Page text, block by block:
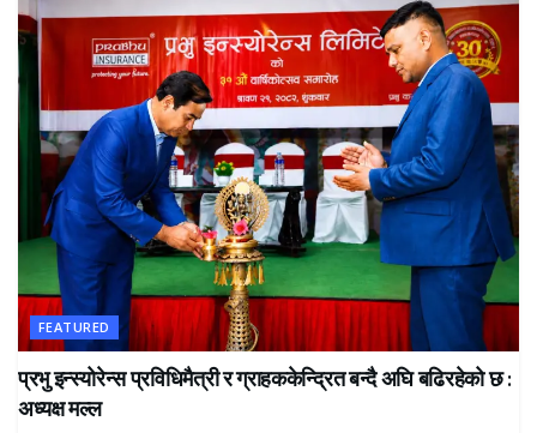
FEATURED
प्रभु इन्स्योरेन्स प्रविधिमैत्री र ग्राहककेन्द्रित बन्दै अघि बढिरहेको छ :
अध्यक्ष मल्ल